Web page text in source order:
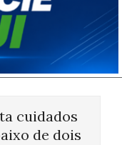
cuidados
de dois